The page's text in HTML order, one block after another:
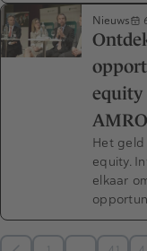
Nieuws
equity
AMRO
Het
equity.
elkaar